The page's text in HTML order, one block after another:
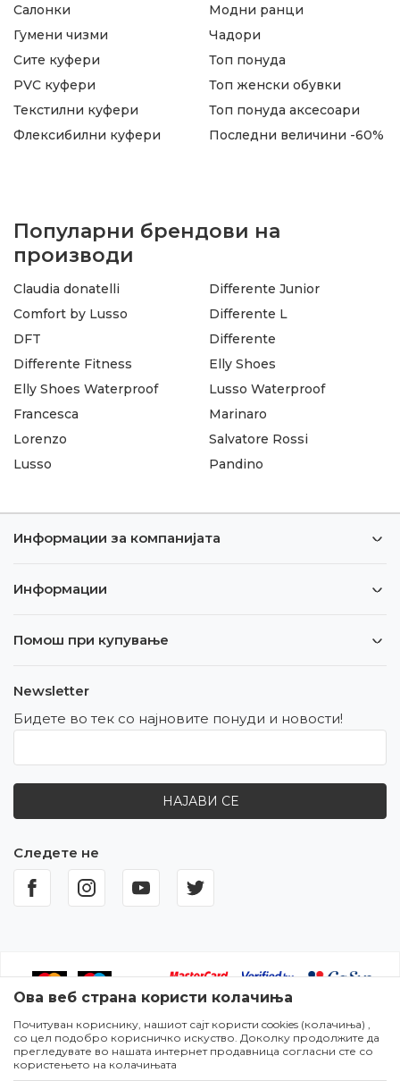
Салонки
Гумени чизми
Модни ранци
Чадори
Сите куфери
PVC куфери
Текстилни куфери
Флексибилни куфери
Топ понуда
Топ женски обувки
Топ понуда аксесоари
Последни величини -60%
Популарни брендови на
производи
Claudia donatelli
Comfort by Lusso
DFT
Differente Fitness
Differente Junior
Differente L
Differente
Elly Shoes
Elly Shoes Waterproof
Francesca
Lorenzo
Lusso
Lusso Waterproof
Marinaro
Salvatore Rossi
Pandino
Информации за компанијата
Информации
Помош при купување
Newsletter
Бидете во тек со најновите понуди и новости!
НАЈАВИ СЕ
Следете не
Настојуваме да бидеме што попрецизни во описот на
производите,прикажувањето на сликите и самите цени,но не
можеме да гарантираме дека сите информации се комплетни и
без грешки. Сите артикли прикажани на сајтот се дел од нашата
Ова веб страна користи колачиња
Почитуван кориснику, нашиот сајт користи cookies (колачиња) ,
со цел подобро корисничко искуство. Доколку продолжите да
прегледувате во нашата интернет продавница согласни сте со
користењето на колачињата